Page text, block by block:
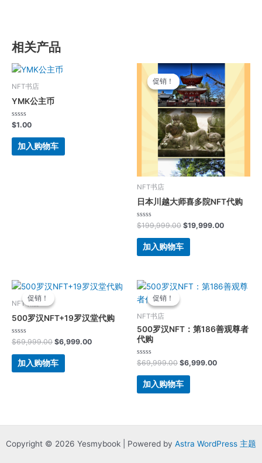
相关产品
NFT书店
YMK公主币
评
分
0
&sol;
$1.00
加入购物车
促销！
促销！
NFT书店
日本川越大师喜多院NFT代购
评
分
0
&sol;
$199,999.00
原
价
为：
$199,999.00。
$19,999.00
当
价
格
为：
加入购物车
促销！
促销！
NFT书店
500罗汉NFT+19罗汉堂代购
评
分
0
&sol;
$69,999.00
原
为：
$69,999.00。
$6,999.00
当
前
格
为：
加入购物车
促销！
促销！
NFT书店
500罗汉NFT：第186善观尊者
代购
评
分
0
&sol;
$69,999.00
原
为：
$6,999.00
当
$6,999.00。
加入购物车
Copyright © 2026 Yesmybook | Powered by Astra WordPress 主题